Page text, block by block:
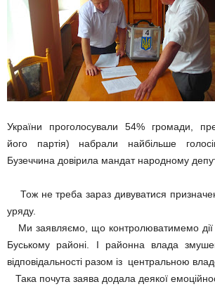
України проголосували 54% громади,
його партія) набрали найбільше
Бузеччина довірила мандат народному
Тож не треба зараз дивуватися
уряду.
Ми заявляємо, що контролюватимемо дії
Буському районі. І районна влада
відповідальності разом із центральною
Така почута заява додала деякої